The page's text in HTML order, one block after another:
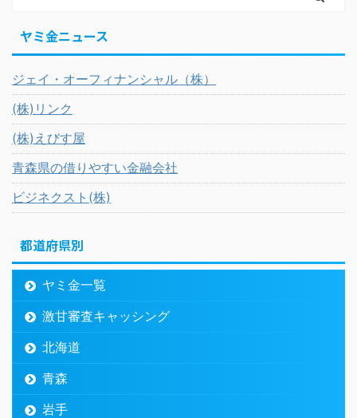
ヤミ金ニュース
ジェイ・オーフィナンシャル（株）
(株)リンク
(株)えびす屋
青森県の借りやすい金融会社
ビジネクスト(株)
都道府県別
ヤミ金一覧
激甘審査キャッシング
北海道
青森
岩手